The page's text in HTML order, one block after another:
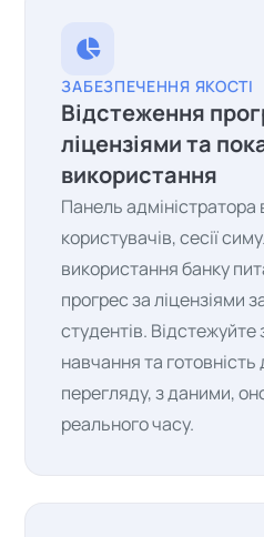
ЗАБЕЗПЕЧЕННЯ ЯКОСТІ
Відстеження
ліцензіями та
використання
Панель адміністратора
користувачів, сесії
використання банку
прогрес за ліцензіями
студентів. Відстежуйте
навчання та готовність
перегляду, з даними,
реального часу.